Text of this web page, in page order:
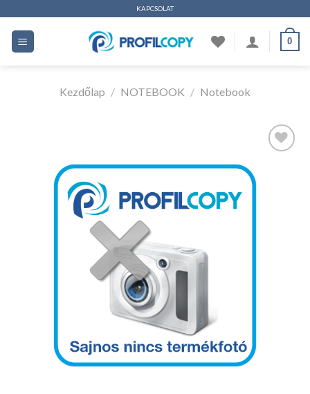
tartalomhoz
KAPCSOLAT
0
Kezdőlap / NOTEBOOK / Notebook
Kedvencekhez